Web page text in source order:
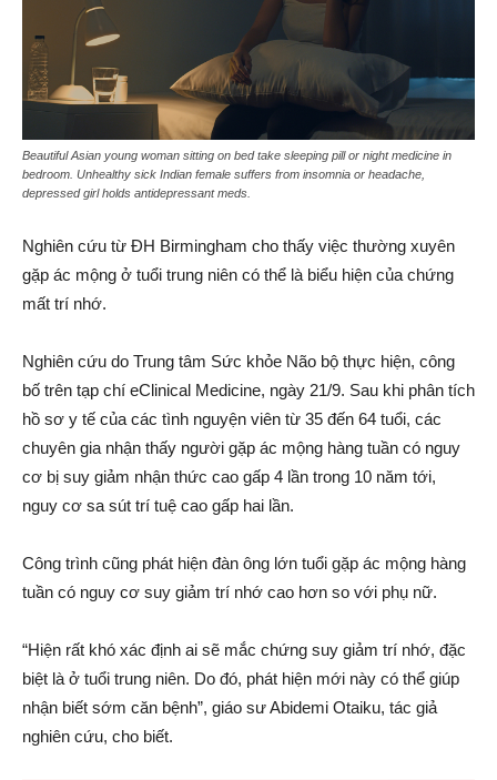
Beautiful Asian young woman sitting on bed take sleeping pill or night medicine in
bedroom. Unhealthy sick Indian female suffers from insomnia or headache,
depressed girl holds antidepressant meds.
Nghiên cứu từ ĐH Birmingham cho thấy việc thường xuyên
gặp ác mộng ở tuổi trung niên có thể là biểu hiện của chứng
mất trí nhớ.
Nghiên cứu do Trung tâm Sức khỏe Não bộ thực hiện, công
bố trên tạp chí eClinical Medicine, ngày 21/9. Sau khi phân tích
hồ sơ y tế của các tình nguyện viên từ 35 đến 64 tuổi, các
chuyên gia nhận thấy người gặp ác mộng hàng tuần có nguy
cơ bị suy giảm nhận thức cao gấp 4 lần trong 10 năm tới,
nguy cơ sa sút trí tuệ cao gấp hai lần.
Công trình cũng phát hiện đàn ông lớn tuổi gặp ác mộng hàng
tuần có nguy cơ suy giảm trí nhớ cao hơn so với phụ nữ.
“Hiện rất khó xác định ai sẽ mắc chứng suy giảm trí nhớ, đặc
biệt là ở tuổi trung niên. Do đó, phát hiện mới này có thể giúp
nhận biết sớm căn bệnh”, giáo sư Abidemi Otaiku, tác giả
nghiên cứu, cho biết.